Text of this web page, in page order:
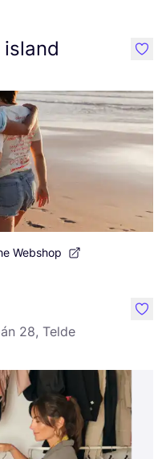
Webshop
like
28, Telde
like